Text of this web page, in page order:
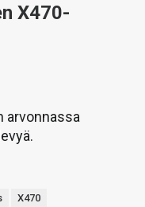
X470-
arvonnassa
X470